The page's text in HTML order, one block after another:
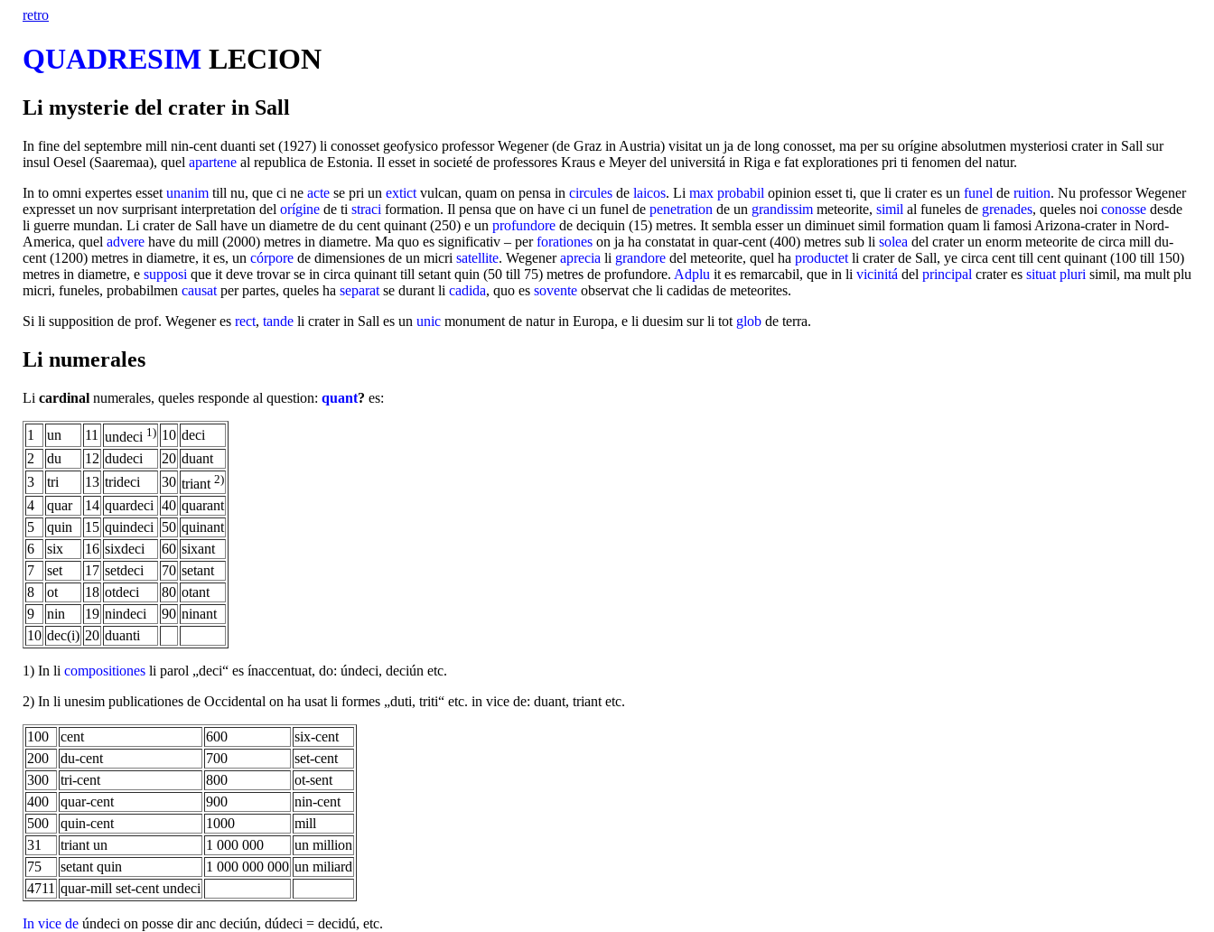
retro
QUADRESIM LECION
Li mysterie del crater in Sall
In fine del septembre mill nin-cent duanti set (1927) li conosset geofysico professor Wegener (de Graz in Austria) visitat un ja de long conosset, ma per su orígine absolutmen mysteriosi crater in Sall sur
insul Oesel (Saaremaa), quel apartene al republica de Estonia. Il esset in societé de professores Kraus e Meyer del universitá in Riga e fat explorationes pri ti fenomen del natur.
In to omni expertes esset unanim till nu, que ci ne acte se pri un extiсt vulcan, quam on pensa in circules de laicos. Li max probabil opinion esset ti, que li crater es un funel de ruition. Nu professor Wegener
expresset un nov surprisant interpretation del orígine de ti straсi formation. Il pensa que on have ci un funel de penetration de un grandissim meteorite, simil al funeles de grenades, queles noi conosse desde
li guerre mundan. Li crater de Sall have un diametre de du cent quinant (250) e un profundore de deciquin (15) metres. It sembla esser un diminuet simil formation quam li famosi Arizona-crater in Nord-
America, quel advere have du mill (2000) metres in diametre. Ma quo es significativ – perforationes on ja ha constatat in quar-cent (400) metres sub li solea del crater un enorm meteorite de circa mill du-
cent (1200) metres in diametre, it es, un córpore de dimensiones de un micri satellite. Wegeneraprecia li grandore del meteorite, quel ha productet li crater de Sall, ye circa cent till cent quinant (100 till 150)
metres in diametre, e supposi que it deve trovar se in circa quinant till setant quin (50 till 75) metres de profundore. Adplu it es remarcabil, que in li vicinitá del principal crater es situat pluri simil, ma mult plu
micri, funeles, probabilmen causat per partes, queles ha separat se durant li cadida, quo es sovente observat che li cadidas de meteorites.
Si li supposition de prof. Wegener es rect, tande li crater in Sall es un unic monument de natur in Europa, e li duesim sur li tot glob de terra.
Li numerales
Li cardinal numerales, queles responde al question: quant? es:
1 un 11 undeci 1) 10 deci
2
du 12 dudeci 20 duant
3
tri 13 trideci 30 triant 2)
4 quar 14 quardeci 40 quarant
5
quin 15 quindeci 50 quinant
6
six 16 sixdeci 60 sixant
7
set 17 setdeci 70 setant
8
ot 18 otdeci 80 otant
9
nin 19 nindeci 90 ninant
10 dec(i) 20 duanti
1) In li compositiones li parol „deci“ es ínaccentuat, do: úndeci, deciún etc.
2) In li unesim publicationes de Occidental on ha usat li formes „duti, triti“ etc. in vice de: duant, triant etc.
100 cent 600
six-cent
200
du-cent 700
set-cent
300
tri-cent 800
ot-sent
400
quar-cent 900
nin-cent
500
quin-cent 1000
mill
31
triant un 1 000 000
un million
75
setant quin 1 000 000 000 un miliard
4711 quar-mill set-cent undeci
In vice de úndeci on posse dir anc deciún, dúdeci = decidú, etc.